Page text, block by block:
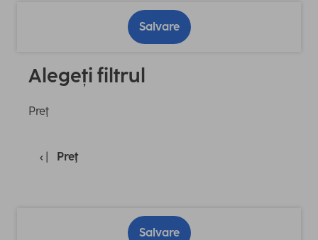
Salvare
Alegeți filtrul
Preţ
Preţ
Salvare